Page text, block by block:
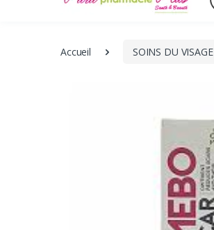
Accueil SOINS DU VISAGE